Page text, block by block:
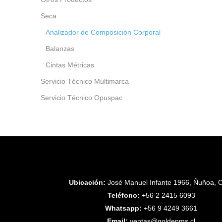
Seca
Analizador de Composición Corporal
Balanzas
Cintas Métricas
Servicio Técnico Multimarca
Servicio Técnico Opuspac
Ubicación: José Manuel Infante 1966, Ñuñoa,
Teléfono: +56 2 2415 6093
Whatsapp: +56 9 4249 3661